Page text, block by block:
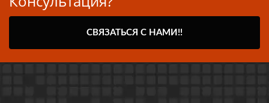
СВЯЗАТЬСЯ С НАМИ!!